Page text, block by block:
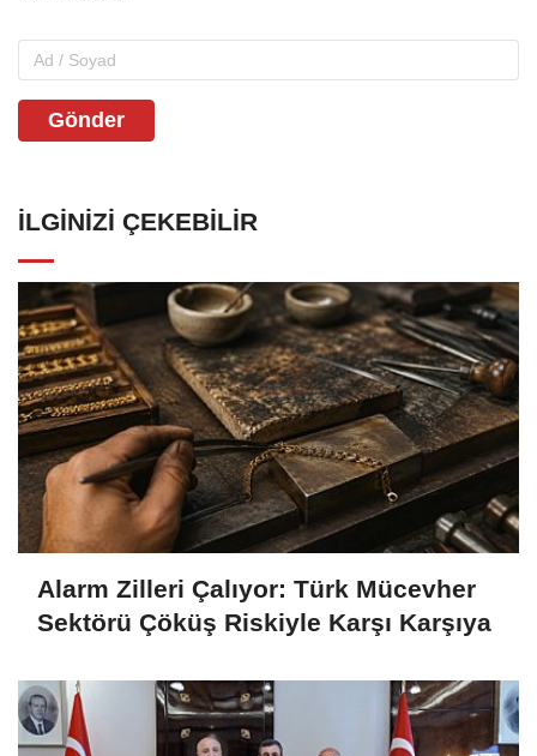
Gönder
İLGINIZI ÇEKEBILIR
Alarm Zilleri Çalıyor: Türk Mücevher
Sektörü Çöküş Riskiyle Karşı Karşıya